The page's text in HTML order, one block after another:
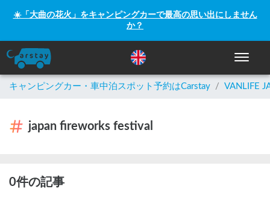
☀️「大曲の花火」をキャンピングカーで最高の思い出にしません
か？
ナビゲ
キャンピングカー・車中泊スポット予約はCarstay / VANLIFE
japan fireworks festival
0件の記事